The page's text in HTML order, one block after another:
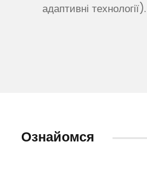
адаптивні технології).
Ознайомся